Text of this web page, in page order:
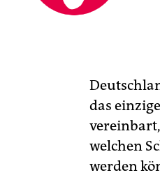
das
welchen
werden